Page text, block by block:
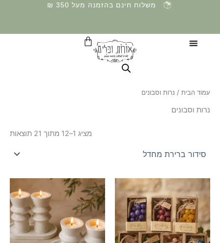
משלוח חינם בהזמנה מעל 350 ₪
עגלת
קניות
עמוד הבית / נרות וסבונים
נרות וסבונים
מציג 1–12 מתוך 21 תוצאות
למוצר
זה
יש
מספר
סוגים.
זה
יש
מספר
סוגים.